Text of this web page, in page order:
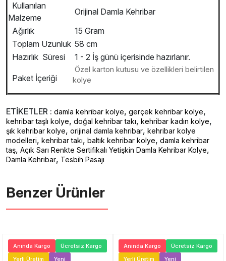
Kullanılan
Malzeme
Orijinal Damla Kehribar
Ağırlık
15 Gram
Toplam Uzunluk 58 cm
Hazırlık Süresi
1 - 2 İş günü içerisinde hazırlanır.
Paket İçeriği
Özel karton kutusu ve özellikleri belirtilen
kolye
ETİKETLER : damla kehribar kolye, gerçek kehribar kolye,
kehribar taşlı kolye, doğal kehribar takı, kehribar kadın kolye,
şık kehribar kolye, orijinal damla kehribar, kehribar kolye
modelleri, kehribar takı, baltık kehribar kolye, damla kehribar
taş, Açık Sarı Renkte Sertifikalı Yetişkin Damla Kehribar Kolye,
Damla Kehribar, Tesbih Pasajı
Benzer Ürünler ️
Anında Kargo
Ücretsiz Kargo
Yerli Üretim
Yeni
Anında Kargo
Ücretsiz Kargo
Yerli Üretim
Yeni